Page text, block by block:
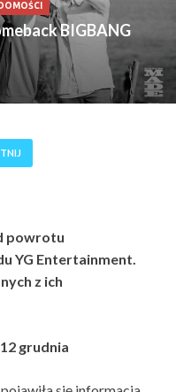
BIGBANG
powrotu
YG Entertainment.
z ich
grudnia